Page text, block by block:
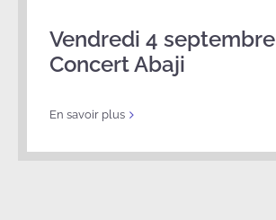
Vendredi 4 septembre |
Concert Abaji
En savoir plus